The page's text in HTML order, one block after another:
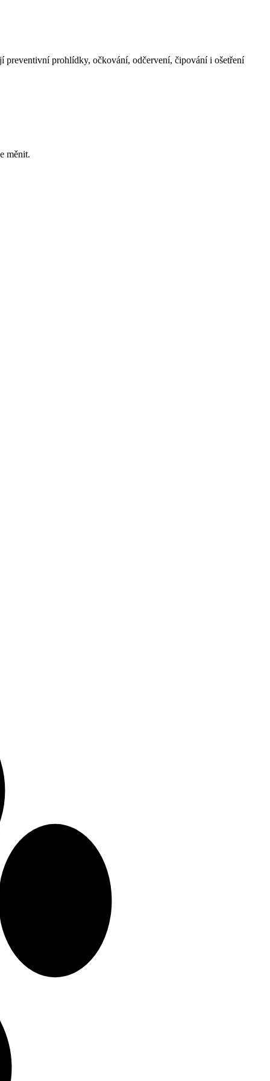
preventivní prohlídky, očkování, odčervení, čipování i ošetření
měnit.